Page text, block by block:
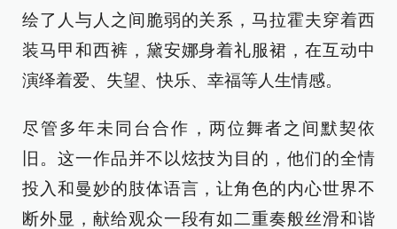
绘了人与人之间脆弱的关系，马拉霍夫穿着西
装马甲和西裤，黛安娜身着礼服裙，在互动中
演绎着爱、失望、快乐、幸福等人生情感。
尽管多年未同台合作，两位舞者之间默契依
旧。这一作品并不以炫技为目的，他们的全情
投入和曼妙的肢体语言，让角色的内心世界不
断外显，献给观众一段有如二重奏般丝滑和谐